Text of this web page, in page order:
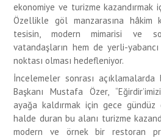
ekonomiye ve turizme kazandırmak
Özellikle göl manzarasına hâkim
tesisin, modern mimarisi ve
vatandaşların hem de yerli-
noktası olması hedefleniyor.
İncelemeler sonrası
Başkanı Mustafa Özer,
ayağa kaldırmak için gece gündüz
halde duran bu alanı turizme
modern ve örnek bir restoran